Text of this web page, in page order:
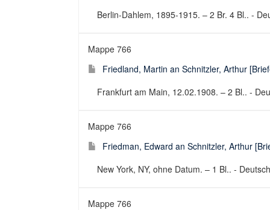
Berlin-Dahlem, 1895-1915. – 2 Br. 4 Bl.. -
Mappe 766
Friedland, Martin an Schnitzler, Arthur
Frankfurt am Main, 12.02.1908. – 2 Bl.. -
Mappe 766
Friedman, Edward an Schnitzler, Arthur
New York, NY, ohne Datum. – 1 Bl.. -
Mappe 766